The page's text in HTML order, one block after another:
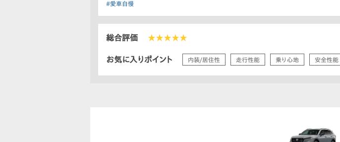
#愛車自慢
総合評価 ★★★★★
お気に入りポイント 内装/居住性 走行性能 乗り心地 安全性能